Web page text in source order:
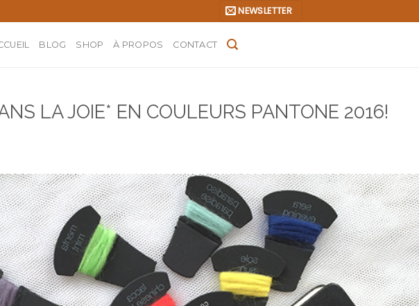
NEWSLETTER
BLOG SHOP À PROPOS CONTACT
LA JOIE* EN COULEURS PANTONE 2016!